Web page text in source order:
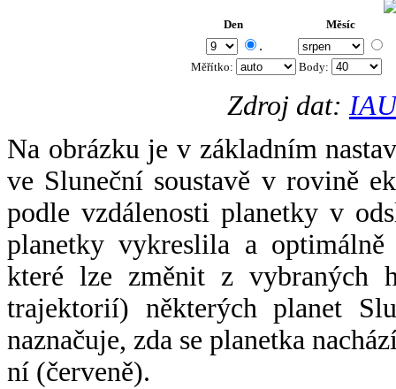
Den Měsíc
.
Měřítko: Body:
Zdroj dat:
Na obrázku je v základním
ve Sluneční soustavě v rovině
podle vzdálenosti planetky v
planetky vykreslila a
které lze změnit z vybraných
trajektorií) některých planet
naznačuje, zda se planetka
ní (červeně).